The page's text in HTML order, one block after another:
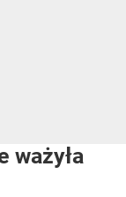
ważyła